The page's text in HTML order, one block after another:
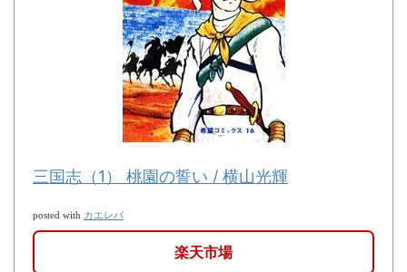
三国志（1） 桃園の誓い / 横山光輝
posted with カエレバ
楽天市場